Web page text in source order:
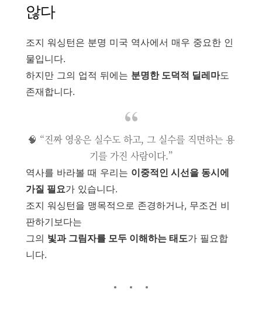
않다
조지 워싱턴은 분명 미국 역사에서 매우 중요한 인
물입니다.
하지만 그의 업적 뒤에는 분명한 도덕적 딜레마도
존재합니다.
🧠 “진짜 영웅은 실수도 하고, 그 실수를 직면하는 용
기를 가진 사람이다.”
역사를 바라볼 때 우리는 이중적인 시선을 동시에
가질 필요가 있습니다.
조지 워싱턴을 맹목적으로 존경하거나, 무조건 비
판하기보다는
그의 빛과 그림자를 모두 이해하는 태도가 필요합
니다.